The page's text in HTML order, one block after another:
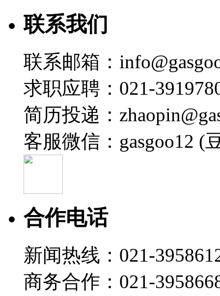
联系我们
联系邮箱：
求职应聘：021-
简历投递：
客服微信：gasgoo12 (
合作电话
新闻热线：021-
商务合作：021-